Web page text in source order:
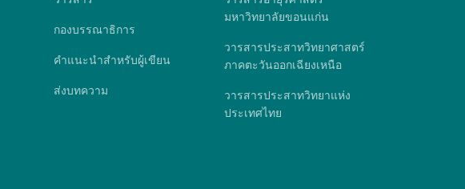
กองบรรณาธิการ
คำแนะนำสำหรับผู้เขียน
ส่งบทความ
มหาวิทยาลัยขอนแก่น
วารสารประสาทวิทยาศาสตร์
ภาคตะวันออกเฉียงเหนือ
วารสารประสาทวิทยาแห่ง
ประเทศไทย